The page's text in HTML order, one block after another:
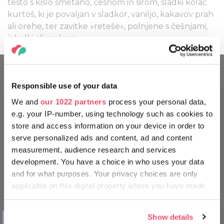
Responsible use of your data
We and our 1022 partners process your personal data,
e.g. your IP-number, using technology such as cookies to
store and access information on your device in order to
serve personalized ads and content, ad and content
measurement, audience research and services
development. You have a choice in who uses your data
and for what purposes. Your privacy choices are only
applicable on this digital property where you have made
Show details
testo s kislo smetano, česnom in sirom, sladki kolač
kurtoš, ki je povaljan v sladkor, vaniljo, kakavov prah
ali orehe, ter zavitke »reteše«, polnjene s češnjami,
jabolki ali makom.
POTUJTE KOT MADŽAR